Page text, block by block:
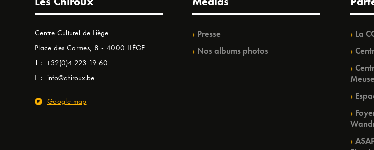
Centre Culturel de Liège
Place des Carmes, 8 - 4000 LIÈGE
T : +32(0)4 223 19 60
E : info@chiroux.be
Google map
Presse
Nos albums photos
La
Meuse